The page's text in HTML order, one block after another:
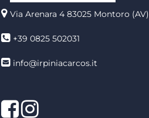
Via Arenara 4 83025 Montoro (AV)
+39 0825 502031
info@irpiniacarcos.it
FacebookInstagram